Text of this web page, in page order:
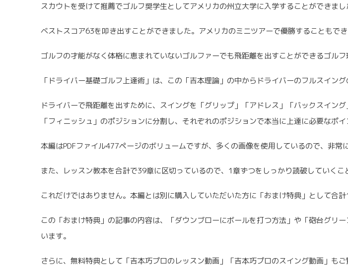
スカウトを受けて推薦でゴルフ奨学生としてアメリカの州立大学に入学することができまし
ベストスコア63を叩き出すことができました。アメリカのミニツアーで優勝することもでき
ゴルフの才能がなく体格に恵まれていないゴルファーでも飛距離を出すことができるゴルフ
「ドライバー基礎ゴルフ上達術」は、この「吉本理論」の中からドライバーのフルスイン
ドライバーで飛距離を出すために、スイングを「グリップ」「アドレス」「バックスイン
「フィニッシュ」のポジションに分割し、それぞれのポジションで本当に上達に必要なポ
本編はPDFファイル477ページのボリュームですが、多くの画像を使用しているので、非常
また、レッスン教本を合計で39章に区切っているので、1章ずつをしっかり読破していくこ
これだけではありません。本編とは別に購入していただいた方に「おまけ特典」として合
この「おまけ特典」の記事の内容は、「ダウンブローにボールを打つ方法」や「砲台グリ
います。
さらに、無料特典として「吉本巧プロのレッスン動画」「吉本巧プロのスイング動画」もご